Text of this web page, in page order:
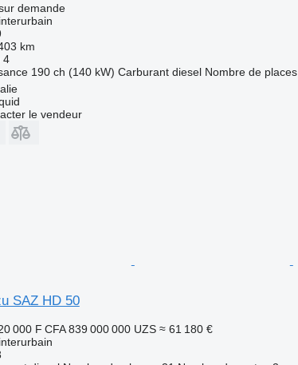
demande
km
4
190 ch (140 kW) Carburant diesel Nombre de places
le vendeur
SAZ HD 50
000 F CFA 839 000 000 UZS ≈ 61 180 €